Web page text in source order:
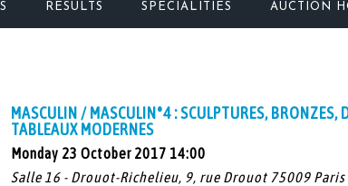
RESULTS SPECIALITIES AUCTION
MASCULIN / MASCULIN°4 : SCULPTURES, BRONZES,
TABLEAUX MODERNES
Monday 23 October 2017 14:00
Salle 16 - Drouot-Richelieu, 9, rue Drouot 75009 Paris